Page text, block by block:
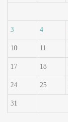
3 4
10 11
17 18
24 25
31